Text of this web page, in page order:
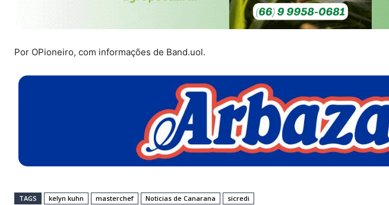
Por OPioneiro, com informações de Band.uol.
TAGS kelyn kuhn masterchef Noticias de Canarana sicredi